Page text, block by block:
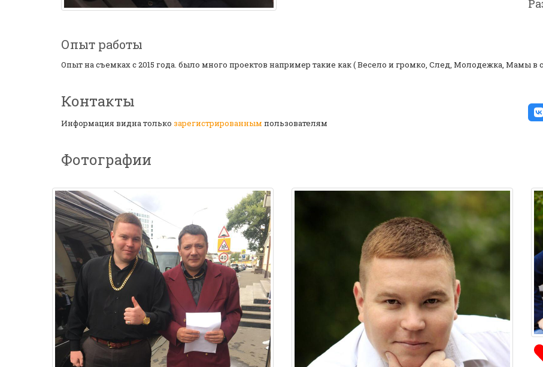
Опыт работы
Опыт на съемках с 2015 года. было много проектов например такие как ( Весело и громко, След, Молодежка, Мамы в
Контакты
Информация видна только зарегистрированным пользователям
Фотографии